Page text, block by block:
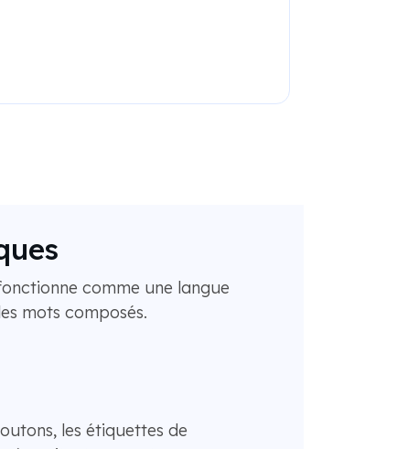
comme une langue
mots composés.
les étiquettes de